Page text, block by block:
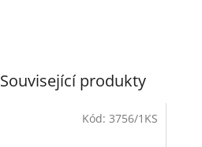
Související produkty
Kód: 3756/1KS